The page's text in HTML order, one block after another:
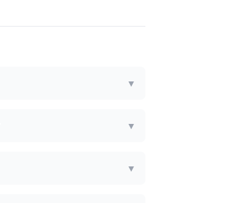
▼
▼
▼